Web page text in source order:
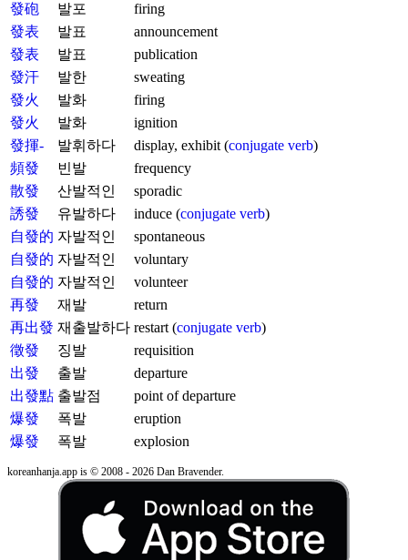
發砲
발포
firing
發表
발표
announcement
發表
발표
publication
發汗
발한
sweating
發火
발화
firing
發火
발화
ignition
發揮-
발휘하다 display, exhibit (conjugate verb)
頻發
빈발
frequency
散發
산발적인
sporadic
誘發
유발하다 induce (conjugate verb)
自發的 자발적인
spontaneous
自發的 자발적인
voluntary
自發的 자발적인
volunteer
再發
재발
return
再出發 재출발하다 restart (conjugate verb)
徵發
징발
requisition
出發
출발
departure
出發點 출발점
point of departure
爆發
폭발
eruption
爆發
폭발 explosion
koreanhanja.app is © 2008 - 2026 Dan Bravender.